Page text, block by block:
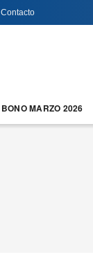
Contacto
BONO MARZO 2026